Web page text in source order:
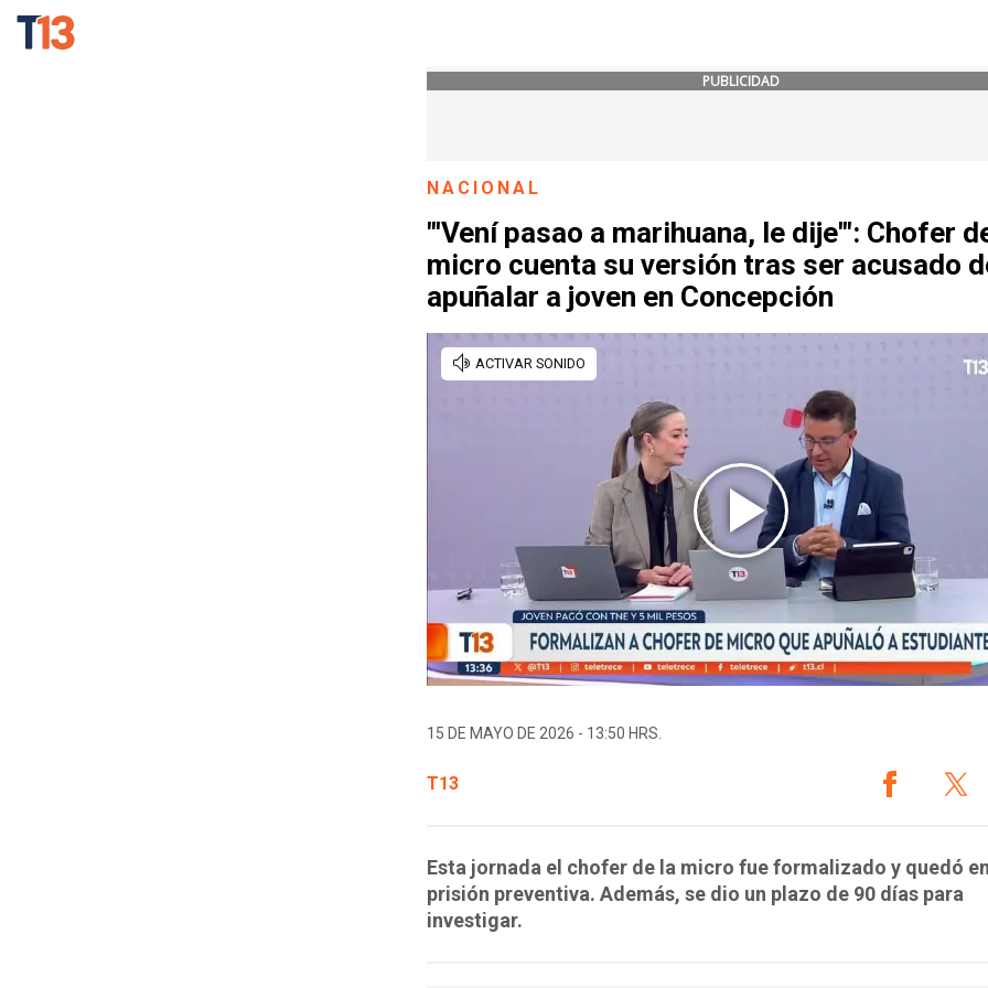
PUBLICIDAD
NACIONAL
"'Vení pasao a marihuana, le dije'": Chofer
micro cuenta su versión tras ser acusado
apuñalar a joven en Concepción
15 DE MAYO DE 2026 - 13:50 HRS.
T13
Esta jornada el chofer de la micro fue formalizado y quedó
prisión preventiva. Además, se dio un plazo de 90 días para
investigar.